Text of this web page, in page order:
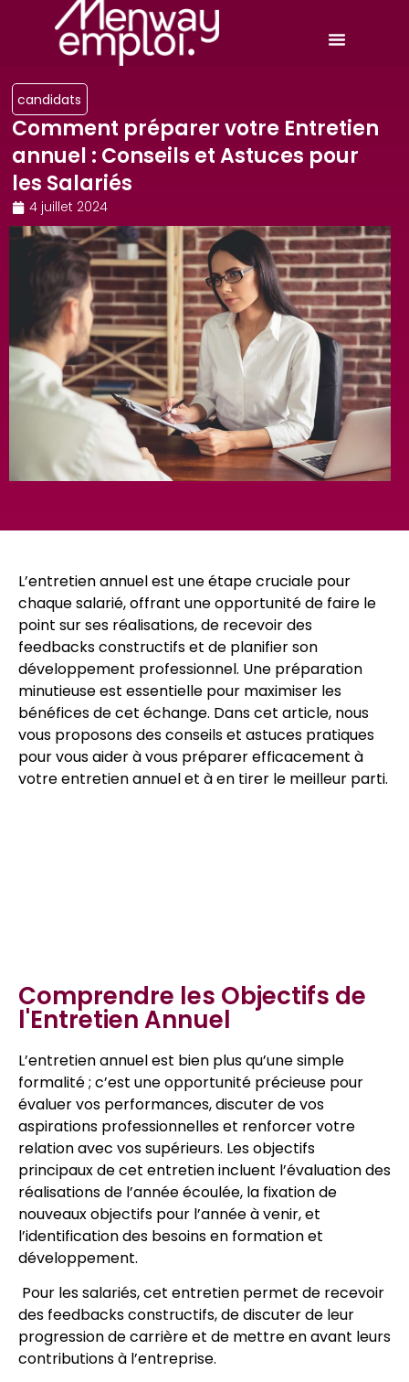
candidats
Comment préparer votre Entretien
annuel : Conseils et Astuces pour
les Salariés
4 juillet 2024
L’entretien annuel est une étape cruciale pour
chaque salarié, offrant une opportunité de faire le
point sur ses réalisations, de recevoir des
feedbacks constructifs et de planifier son
développement professionnel. Une préparation
minutieuse est essentielle pour maximiser les
bénéfices de cet échange. Dans cet article, nous
vous proposons des conseils et astuces pratiques
pour vous aider à vous préparer efficacement à
votre entretien annuel et à en tirer le meilleur parti.
Comprendre les Objectifs de
l'Entretien Annuel
L’entretien annuel est bien plus qu’une simple
formalité ; c’est une opportunité précieuse pour
évaluer vos performances, discuter de vos
aspirations professionnelles et renforcer votre
relation avec vos supérieurs. Les objectifs
principaux de cet entretien incluent l’évaluation des
réalisations de l’année écoulée, la fixation de
nouveaux objectifs pour l’année à venir, et
l’identification des besoins en formation et
développement.
Pour les salariés, cet entretien permet de recevoir
des feedbacks constructifs, de discuter de leur
progression de carrière et de mettre en avant leurs
contributions à l’entreprise.